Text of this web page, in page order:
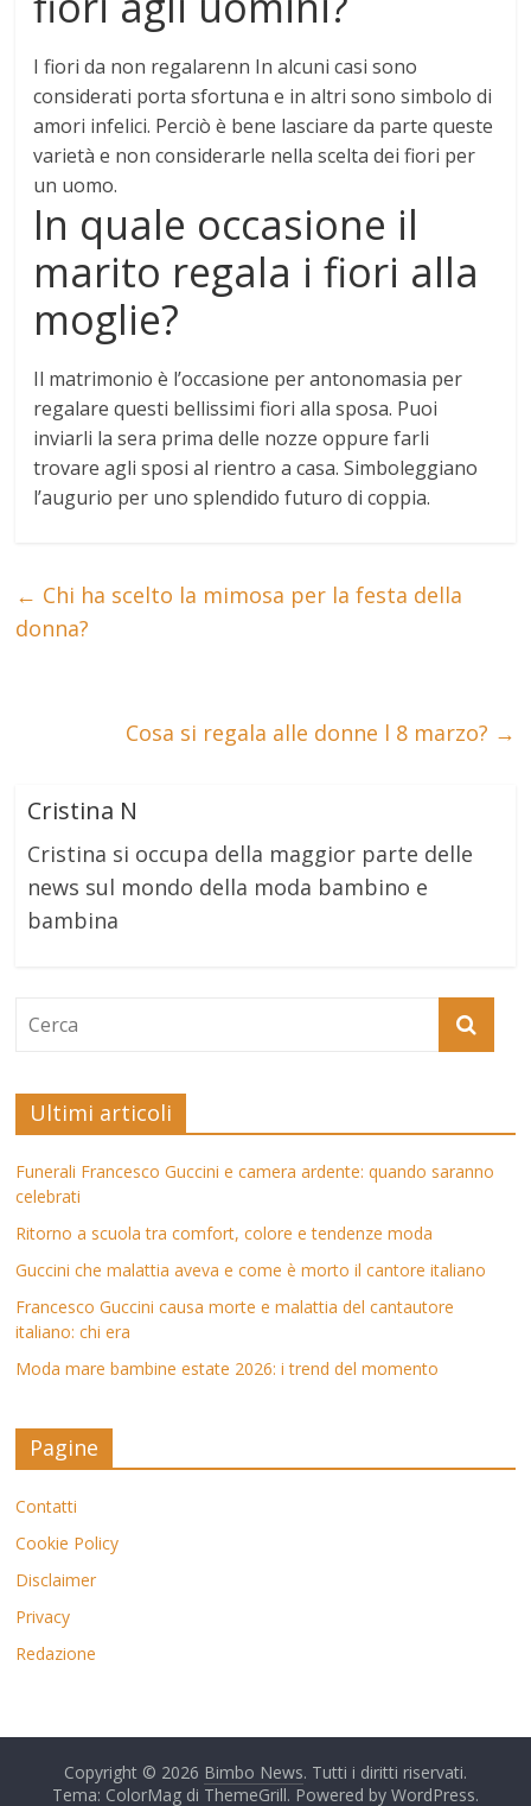
I fiori da non regalarenn In alcuni casi sono
considerati porta sfortuna e in altri sono simbolo di
amori infelici. Perciò è bene lasciare da parte queste
varietà e non considerarle nella scelta dei fiori per
un uomo.
In quale occasione il
marito regala i fiori alla
moglie?
Il matrimonio è l’occasione per antonomasia per
regalare questi bellissimi fiori alla sposa. Puoi
inviarli la sera prima delle nozze oppure farli
trovare agli sposi al rientro a casa. Simboleggiano
l’augurio per uno splendido futuro di coppia.
← Chi ha scelto la mimosa per la festa della
donna?
Cosa si regala alle donne l 8 marzo? →
Cristina N
Cristina si occupa della maggior parte delle
news sul mondo della moda bambino e
bambina
Ultimi articoli
Funerali Francesco Guccini e camera ardente: quando saranno
celebrati
Ritorno a scuola tra comfort, colore e tendenze moda
Guccini che malattia aveva e come è morto il cantore italiano
Francesco Guccini causa morte e malattia del cantautore
italiano: chi era
Moda mare bambine estate 2026: i trend del momento
Pagine
Contatti
Cookie Policy
Disclaimer
Privacy
Redazione
Copyright © 2026 Bimbo News. Tutti i diritti riservati.
Tema: ColorMag di ThemeGrill. Powered by WordPress.